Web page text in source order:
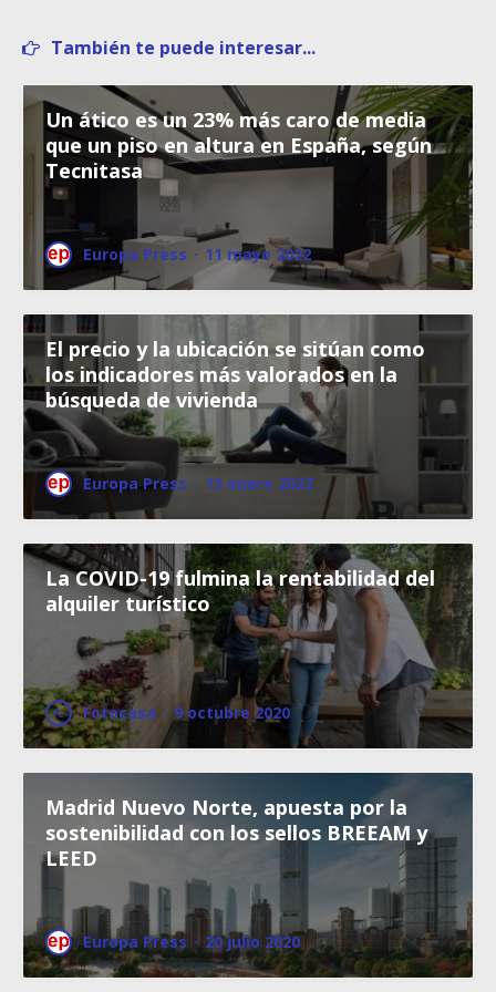
También te puede interesar...
Un ático es un 23% más caro de media
que un piso en altura en España, según
Tecnitasa
Europa Press · 11 mayo 2022
El precio y la ubicación se sitúan como
los indicadores más valorados en la
búsqueda de vivienda
Europa Press · 13 enero 2022
La COVID-19 fulmina la rentabilidad del
alquiler turístico
Fotocasa · 9 octubre 2020
Madrid Nuevo Norte, apuesta por la
sostenibilidad con los sellos BREEAM y
LEED
Europa Press · 20 julio 2020